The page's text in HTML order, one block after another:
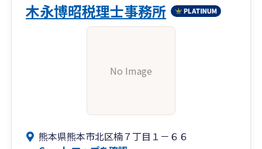
木永博昭税理士事務所
No Image
熊本県熊本市北区楠７丁目１－６６